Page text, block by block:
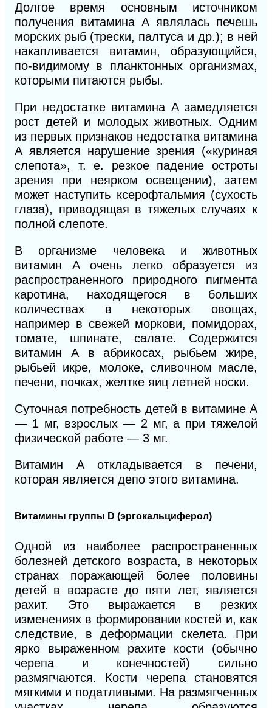
Долгое время основным источником
получения витамина А являлась печешь
морских рыб (трески, палтуса и др.); в ней
накапливается витамин, образующийся,
по-видимому в планктонных организмах,
которыми питаются рыбы.
При недостатке витамина А замедляется
рост детей и молодых животных. Одним
из первых признаков недостатка витамина
А является нарушение зрения («куриная
слепота», т. е. резкое падение остроты
зрения при неярком освещении), затем
может наступить ксерофтальмия (сухость
глаза), приводящая в тяжелых случаях к
полной слепоте.
Ворганизме человека и животных
витамин А очень легко образуется из
распространенного природного пигмента
каротина, находящегося в больших
количествах в некоторых овощах,
например в свежей моркови, помидорах,
томате, шпинате, салате. Содержится
витамин А в абрикосах, рыбьем жире,
рыбьей икре, молоке, сливочном масле,
печени, почках, желтке яиц летней носки.
Суточная потребность детей в витамине А
— 1 мг, взрослых — 2 мг, а при тяжелой
физической работе — 3 мг.
Витамин А откладывается в печени,
которая является депо этого витамина.
Витамины группы D (эргокальциферол)
Одной из наиболее распространенных
болезней детского возраста, в некоторых
странах поражающей более половины
детей в возрасте до пяти лет, является
рахит. Это выражается в резких
изменениях в формировании костей и, как
следствие, в деформации скелета. При
ярко выраженном рахите кости (обычно
черепа и конечностей) сильно
размягчаются. Кости черепа становятся
мягкими и податливыми. На размягченных